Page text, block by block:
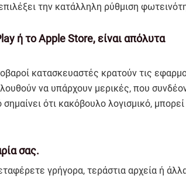
την κατάλληλη ρύθμιση
ή το Apple Store, είναι απόλυτα
κατασκευαστές κρατούν τις
να υπάρχουν μερικές, που
ότι κακόβουλο λογισμικό,
σας.
γρήγορα, τεράστια αρχεία ή